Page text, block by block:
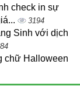
check in sự
3194
Sinh với dịch
chữ Halloween